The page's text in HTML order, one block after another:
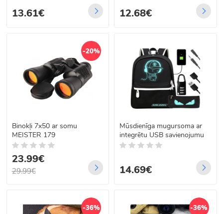
13.61€ 12.68€
-20%
Binokļi 7x50 ar somu
MEISTER 179
23.99€
29.99€
Mūsdienīga mugursoma ar
integrētu USB savienojumu
14.69€
-36% -36%